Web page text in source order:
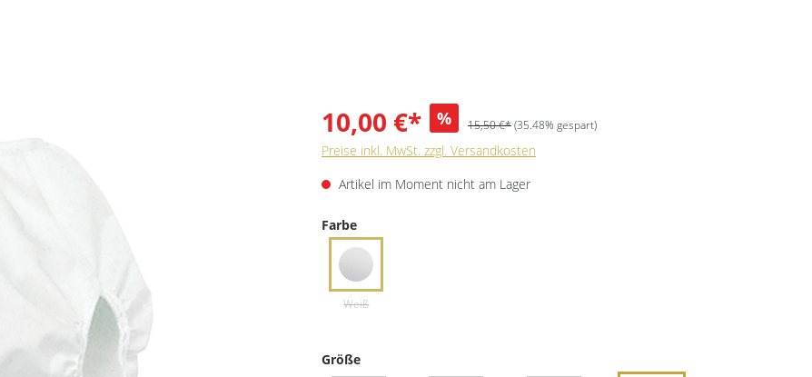
10,00 €* % 15,50 €*(35.48% gespart)
Preise inkl. MwSt. zzgl. Versandkosten
Artikel im Moment nicht am Lager
Farbe
Größe